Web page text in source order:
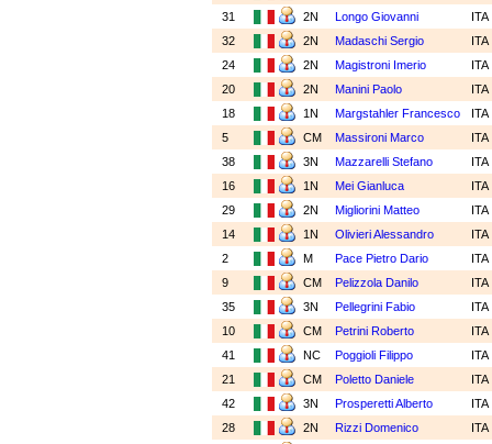
31
2N Longo Giovanni
ITA
32
2N Madaschi Sergio
ITA
24
2N Magistroni Imerio
ITA
20
2N Manini Paolo
ITA
18
1N Margstahler Francesco
ITA
5
CM Massironi Marco
ITA
38
3N Mazzarelli Stefano
ITA
16
1N Mei Gianluca
ITA
29
2N Migliorini Matteo
ITA
14
1N Olivieri Alessandro
ITA
2
M Pace Pietro Dario
ITA
9
CM Pelizzola Danilo
ITA
35
3N Pellegrini Fabio
ITA
10
CM Petrini Roberto
ITA
41
NC Poggioli Filippo
ITA
21
CM Poletto Daniele
ITA
42
3N Prosperetti Alberto
ITA
28
2N Rizzi Domenico
ITA